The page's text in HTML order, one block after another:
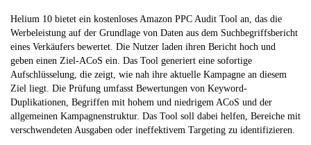
Helium 10 bietet ein kostenloses Amazon PPC Audit Tool an, das die
Werbeleistung auf der Grundlage von Daten aus dem Suchbegriffsbericht
eines Verkäufers bewertet. Die Nutzer laden ihren Bericht hoch und
geben einen Ziel-ACoS ein. Das Tool generiert eine sofortige
Aufschlüsselung, die zeigt, wie nah ihre aktuelle Kampagne an diesem
Ziel liegt. Die Prüfung umfasst Bewertungen von Keyword-
Duplikationen, Begriffen mit hohem und niedrigem ACoS und der
allgemeinen Kampagnenstruktur. Das Tool soll dabei helfen, Bereiche mit
verschwendeten Ausgaben oder ineffektivem Targeting zu identifizieren.